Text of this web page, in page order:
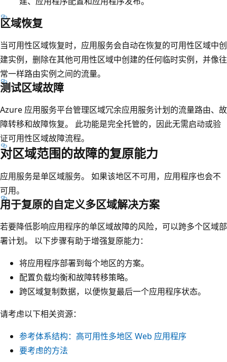
区域恢复
当可用性区域恢复时，应用服务会自动在恢复的可用性区域中创
建实例，删除在其他可用性区域中创建的任何临时实例，并像往
常一样路由实例之间的流量。
测试区域故障
Azure 应用服务平台管理区域冗余应用服务计划的流量路由、故
障转移和故障恢复。 此功能是完全托管的，因此无需启动或验
证可用性区域故障流程。
对区域范围的故障的复原能力
应用服务是单区域服务。 如果该地区不可用，应用程序也会不
可用。
用于复原的自定义多区域解决方案
若要降低影响应用程序的单区域故障的风险，可以跨多个区域部
署计划。 以下步骤有助于增强复原能力：
将应用程序部署到每个地区的方案。
配置负载均衡和故障转移策略。
跨区域复制数据，以便恢复最后一个应用程序状态。
请考虑以下相关资源：
参考体系结构：高可用性多地区 Web 应用程序
要考虑的方法